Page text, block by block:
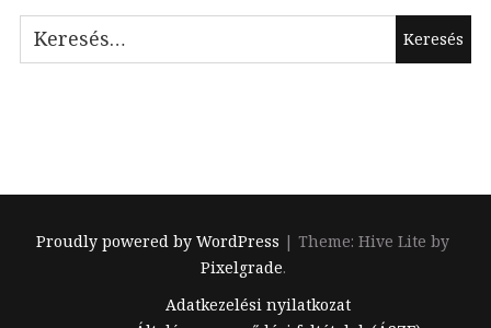
Keresés:
Proudly powered by WordPress |Theme: Hive Lite by
Pixelgrade.
Adatkezelési nyilatkozat